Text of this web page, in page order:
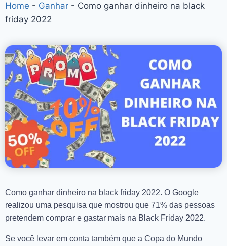
Home - Ganhar - Como ganhar dinheiro na black
friday 2022
Como ganhar dinheiro na black friday 2022. O Google
realizou uma pesquisa que mostrou que 71% das pessoas
pretendem comprar e gastar mais na Black Friday 2022.
Se você levar em conta também que a Copa do Mundo